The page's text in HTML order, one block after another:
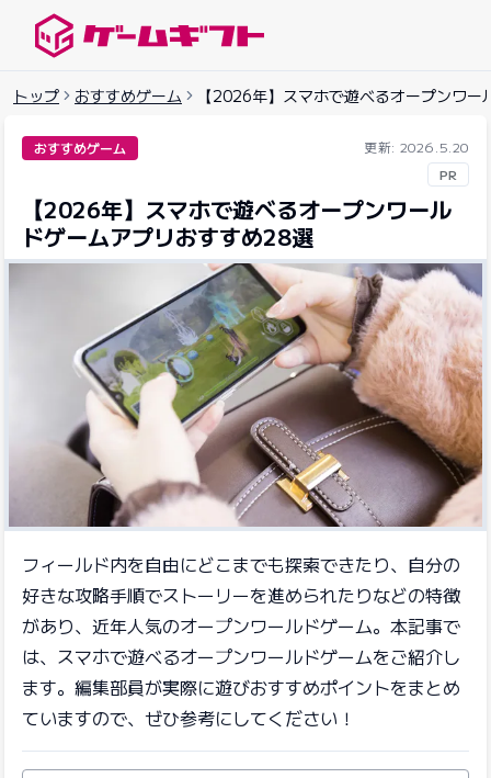
トップ おすすめゲーム 【2026年】スマホで遊べるオープンワ
おすすめゲーム
更新: 2026.5.20
PR
【2026年】スマホで遊べるオープンワール
ドゲームアプリおすすめ28選
フィールド内を自由にどこまでも探索できたり、自分の
好きな攻略手順でストーリーを進められたりなどの特徴
があり、近年人気のオープンワールドゲーム。本記事で
は、スマホで遊べるオープンワールドゲームをご紹介し
ます。編集部員が実際に遊びおすすめポイントをまとめ
ていますので、ぜひ参考にしてください！